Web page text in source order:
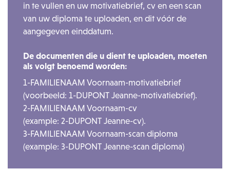
in te vullen en uw motivatiebrief, cv en een scan
van uw diploma te uploaden, en dit vóór de
aangegeven einddatum.
De documenten die u dient te uploaden, moeten
als volgt benoemd worden:
1-FAMILIENAAM Voornaam-motivatiebrief
(voorbeeld: 1-DUPONT Jeanne-motivatiebrief).
2-FAMILIENAAM Voornaam-cv
(example: 2-DUPONT Jeanne-cv).
3-FAMILIENAAM Voornaam-scan diploma
(example: 3-DUPONT Jeanne-scan diploma)